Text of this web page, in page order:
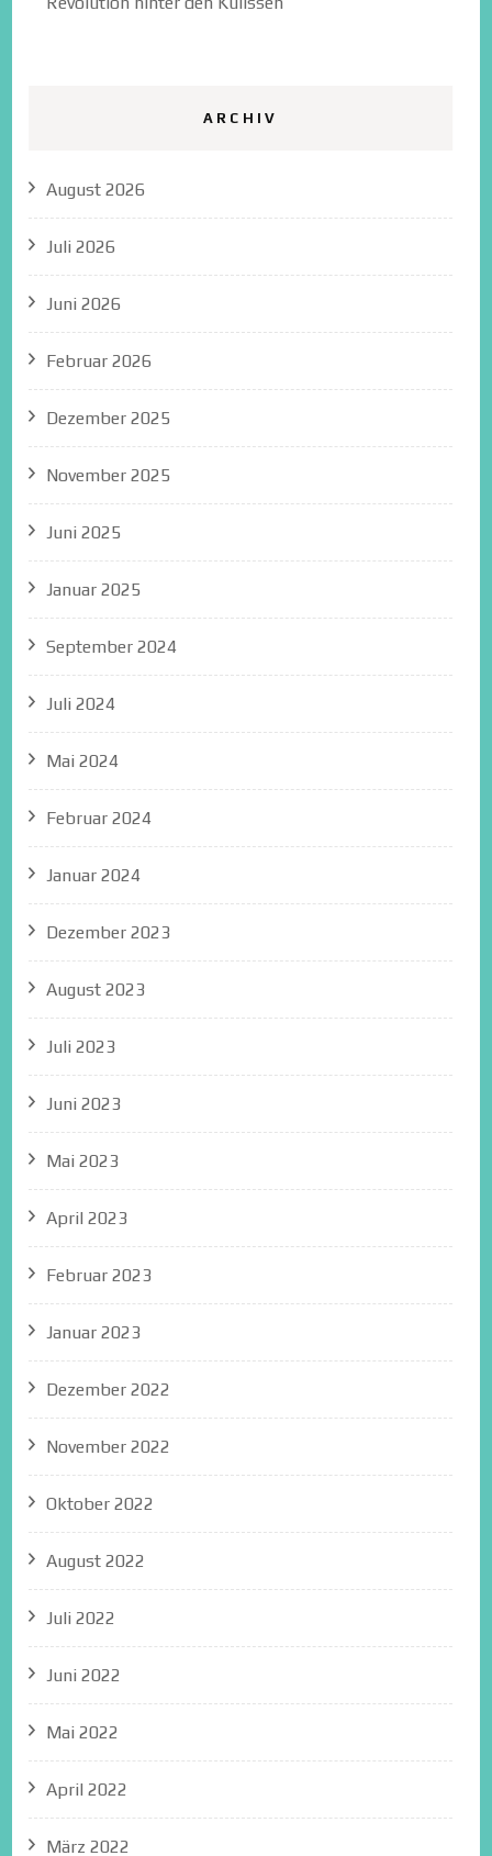
ARCHIV
August 2026
Juli 2026
Juni 2026
Februar 2026
Dezember 2025
November 2025
Juni 2025
Januar 2025
September 2024
Juli 2024
Mai 2024
Februar 2024
Januar 2024
Dezember 2023
August 2023
Juli 2023
Juni 2023
Mai 2023
April 2023
Februar 2023
Januar 2023
Dezember 2022
November 2022
Oktober 2022
August 2022
Juli 2022
Juni 2022
Mai 2022
April 2022
März 2022